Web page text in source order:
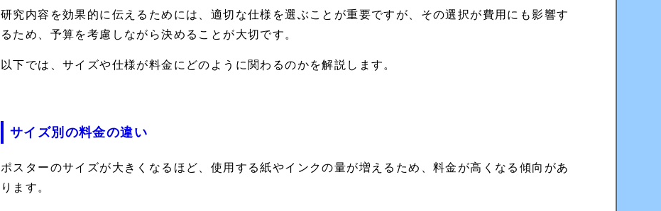
研究内容を効果的に伝えるためには、適切な仕様を選ぶことが重要ですが、その選択が費用にも影響す
るため、予算を考慮しながら決めることが大切です。
以下では、サイズや仕様が料金にどのように関わるのかを解説します。
サイズ別の料金の違い
ポスターのサイズが大きくなるほど、使用する紙やインクの量が増えるため、料金が高くなる傾向があ
ります。